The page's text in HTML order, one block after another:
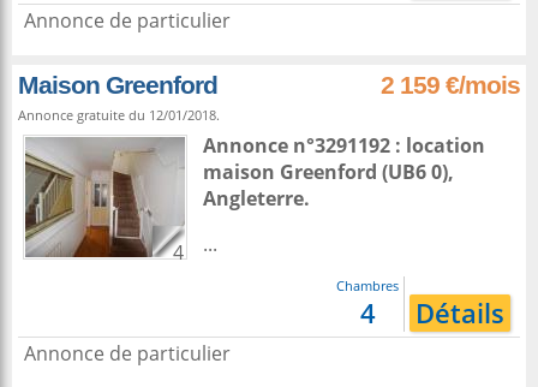
Annonce de particulier
Maison Greenford 2 159 €/mois
Annonce gratuite du 12/01/2018.
4
Annonce n°3291192 : location
maison Greenford (UB6 0),
Angleterre.
...
Chambres
4 Détails
Annonce de particulier